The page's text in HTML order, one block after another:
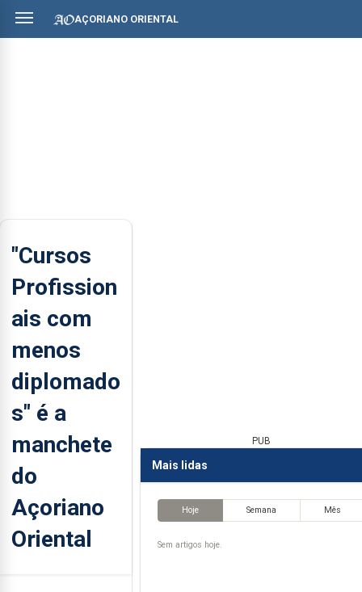
AÇORIANO ORIENTAL
"Cursos
Profission
ais com
menos
diplomado
s" é a
manchete
do
Açoriano
Oriental
PUB
Mais lidas
Hoje Semana Mês
Sem artigos hoje.